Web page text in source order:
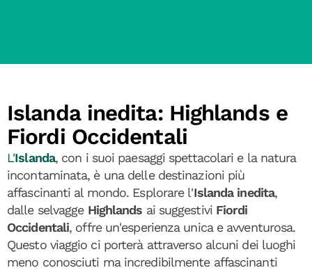
Islanda inedita: Highlands e
Fiordi Occidentali
L'Islanda, con i suoi paesaggi spettacolari e la natura
incontaminata, è una delle destinazioni più
affascinanti al mondo. Esplorare l'Islanda inedita,
dalle selvagge Highlands ai suggestivi Fiordi
Occidentali, offre un'esperienza unica e avventurosa.
Questo viaggio ci porterà attraverso alcuni dei luoghi
meno conosciuti ma incredibilmente affascinanti